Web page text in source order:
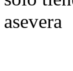
asevera